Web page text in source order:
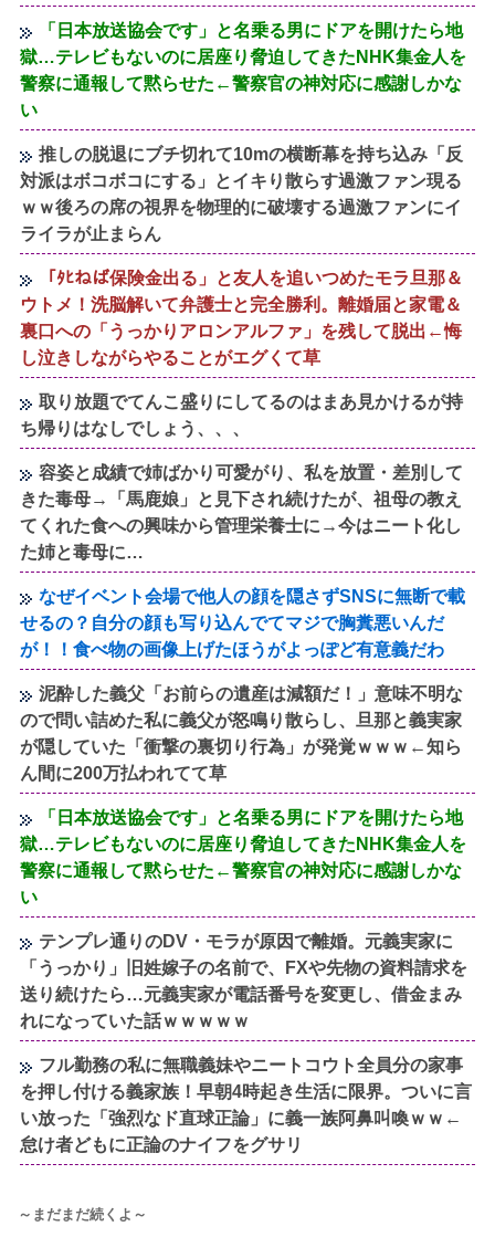
「日本放送協会です」と名乗る男にドアを開けたら地
獄…テレビもないのに居座り脅迫してきたNHK集金人を
警察に通報して黙らせた←警察官の神対応に感謝しかな
い
推しの脱退にブチ切れて10mの横断幕を持ち込み「反
対派はボコボコにする」とイキり散らす過激ファン現る
ｗｗ後ろの席の視界を物理的に破壊する過激ファンにイ
ライラが止まらん
「ﾀﾋねば保険金出る」と友人を追いつめたモラ旦那＆
ウトメ！洗脳解いて弁護士と完全勝利。離婚届と家電＆
裏口への「うっかりアロンアルファ」を残して脱出←悔
し泣きしながらやることがエグくて草
取り放題でてんこ盛りにしてるのはまあ見かけるが持
ち帰りはなしでしょう、、、
容姿と成績で姉ばかり可愛がり、私を放置・差別して
きた毒母→「馬鹿娘」と見下され続けたが、祖母の教え
てくれた食への興味から管理栄養士に→今はニート化し
た姉と毒母に…
なぜイベント会場で他人の顔を隠さずSNSに無断で載
せるの？自分の顔も写り込んでてマジで胸糞悪いんだ
が！！食べ物の画像上げたほうがよっぽど有意義だわ
泥酔した義父「お前らの遺産は減額だ！」意味不明な
ので問い詰めた私に義父が怒鳴り散らし、旦那と義実家
が隠していた「衝撃の裏切り行為」が発覚ｗｗｗ←知ら
ん間に200万払われてて草
「日本放送協会です」と名乗る男にドアを開けたら地
獄…テレビもないのに居座り脅迫してきたNHK集金人を
警察に通報して黙らせた←警察官の神対応に感謝しかな
い
テンプレ通りのDV・モラが原因で離婚。元義実家に
「うっかり」旧姓嫁子の名前で、FXや先物の資料請求を
送り続けたら…元義実家が電話番号を変更し、借金まみ
れになっていた話ｗｗｗｗｗ
フル勤務の私に無職義妹やニートコウト全員分の家事
を押し付ける義家族！早朝4時起き生活に限界。ついに言
い放った「強烈なド直球正論」に義一族阿鼻叫喚ｗｗ←
怠け者どもに正論のナイフをグサリ
～まだまだ続くよ～